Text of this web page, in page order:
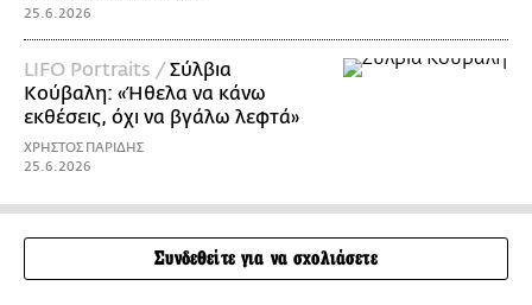
25.6.2026
LIFO Portraits /Σύλβια
Κούβαλη: «Ήθελα να κάνω
εκθέσεις, όχι να βγάλω λεφτά»
ΧΡΗΣΤΟΣ ΠΑΡΙΔΗΣ
25.6.2026
Συνδεθείτε για να σχολιάσετε